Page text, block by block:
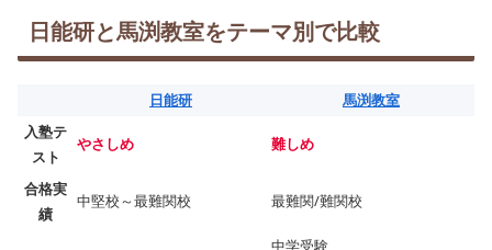
日能研と馬渕教室をテーマ別で比較
日能研
馬渕教室
入塾テ
スト
やさしめ 難しめ
合格実
績
中堅校～最難関校 最難関/難関校
中学受験